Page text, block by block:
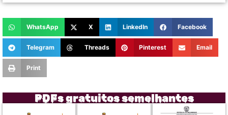
WhatsApp X LinkedIn Facebook
Telegram Threads Pinterest Email
Print
PDFs gratuitos semelhantes